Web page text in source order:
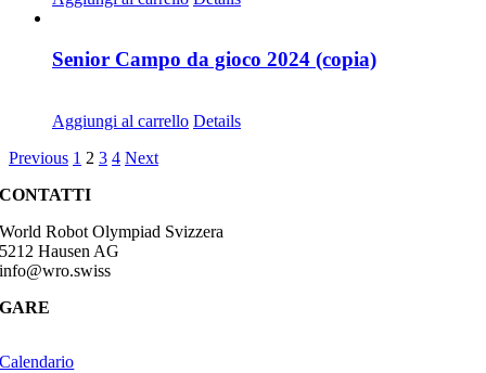
Senior Campo da gioco 2024 (copia)
Aggiungi al carrello Details
Previous 1 2 3 4 Next
CONTATTI
World Robot Olympiad Svizzera
5212 Hausen AG
info@wro.swiss
GARE
Calendario